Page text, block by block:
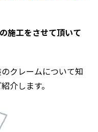
施工をさせて頂いて
クレームについて知
介します。